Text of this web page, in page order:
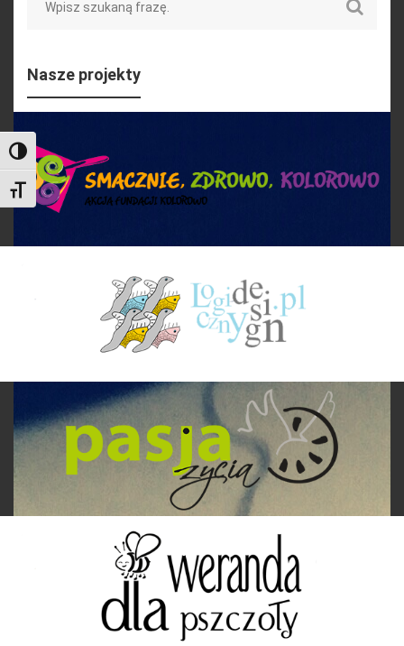
Toggle High Contrast
Toggle Font size
Nasze projekty